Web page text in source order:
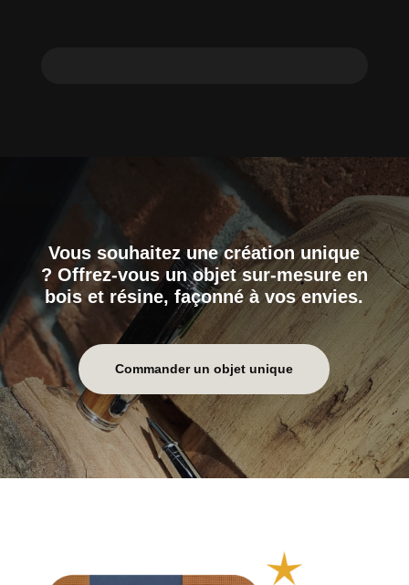
Vous souhaitez une création unique
? Offrez-vous un objet sur-mesure en
bois et résine, façonné à vos envies.
Commander un objet unique